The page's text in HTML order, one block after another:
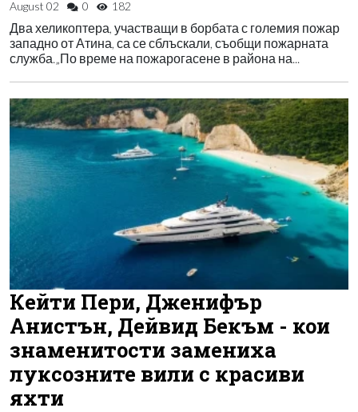
August 02 0 182
Два хеликоптера, участващи в борбата с големия пожар
западно от Атина, са се сблъскали, съобщи пожарната
служба.„По време на пожарогасене в района на...
Кейти Пери, Дженифър
Анистън, Дейвид Бекъм - кои
знаменитости замениха
луксозните вили с красиви
яхти